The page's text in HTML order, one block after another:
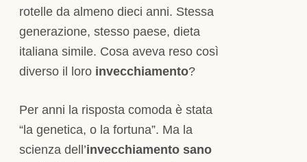
rotelle da almeno dieci anni. Stessa
generazione, stesso paese, dieta
italiana simile. Cosa aveva reso così
diverso il loro invecchiamento?
Per anni la risposta comoda è stata
“la genetica, o la fortuna”. Ma la
scienza dell’invecchiamento sano